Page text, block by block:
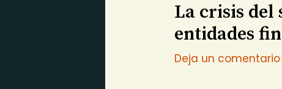
La crisis del
entidades
Deja un comentario